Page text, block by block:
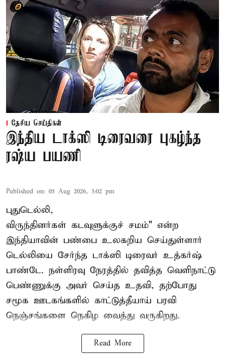
தேசிய செய்திகள்
இந்திய டாக்ஸி டிரைவரை புகழ்ந்த
ரஷ்ய பயணி
Published on: 05 Aug 2026, 3:02 pm
புதுடெல்லி,
விருந்தினர்கள் கடவுளுக்குச் சமம்" என்ற
இந்தியாவின் பண்பை உலகறிய செய்துள்ளார்
டெல்லியை சேர்ந்த டாக்ஸி டிரைவர் உத்கர்ஷ்
பாண்டே. நள்ளிரவு நேரத்தில் தவித்த வெளிநாட்டு
பெண்ணுக்கு அவர் செய்த உதவி, தற்போது
சமூக ஊடகங்களில் காட்டுத்தீயாய் பரவி
நெஞ்சங்களை நெகிழ வைத்து வருகிறது.
Read More